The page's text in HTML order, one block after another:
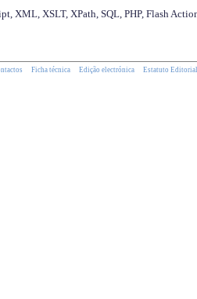
XML, XSLT, XPath, SQL, PHP, Flash
Ficha técnica Edição electrónica Estatuto Editorial